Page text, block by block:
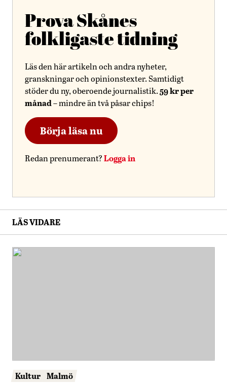
Prova Skånes
folkligaste tidning
Läs den här artikeln och andra nyheter,
granskningar och opinionstexter. Samtidigt
stöder du ny, oberoende journalistik.59 kr per
månad– mindre än två påsar chips!
Börja läsa nu
Redan prenumerant?Logga in
LÄS VIDARE
Kultur Malmö